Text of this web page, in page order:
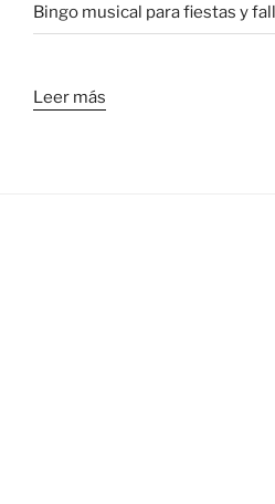
Bingo musical para fiestas y
Leer más